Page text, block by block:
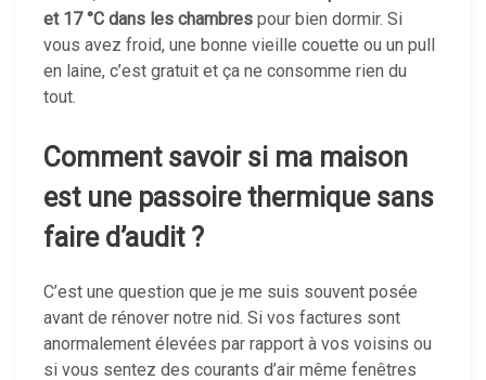
et 17 °C dans les chambres pour bien dormir. Si
vous avez froid, une bonne vieille couette ou un pull
en laine, c’est gratuit et ça ne consomme rien du
tout.
Comment savoir si ma maison
est une passoire thermique sans
faire d’audit ?
C’est une question que je me suis souvent posée
avant de rénover notre nid. Si vos factures sont
anormalement élevées par rapport à vos voisins ou
si vous sentez des courants d’air même fenêtres